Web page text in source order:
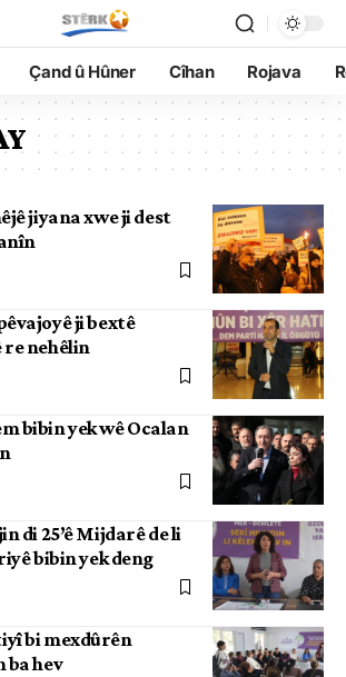
Çand û Hûner Cîhan Rojava
jiyana xwe ji dest
ji bextê
nehêlin
bibin yek wê Ocalan
di 25’ê Mijdarê de li
bibin yek deng
bi mexdûrên
ba hev